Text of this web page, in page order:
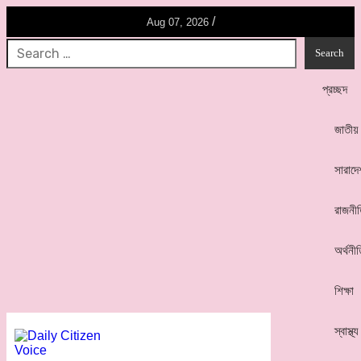
Aug 07, 2026 /
প্রচ্ছদ
জাতীয়
শিক্ষা
স্বাস্থ্য